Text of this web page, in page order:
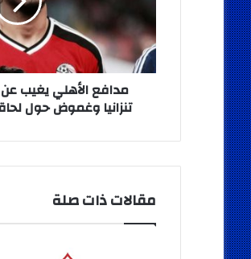
المنتخب
مع
تنزانيا
وغموض
لحاقه
الداخلية
مدافع الأهلي يغيب
تنزانيا وغموض حول
مقالات ذات صلة